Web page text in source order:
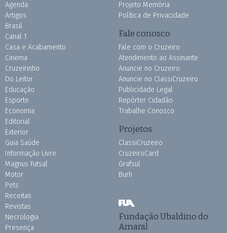
Agenda
Artigos
Brasil
Canal 1
Casa e Acabamento
Cinema
Cruzeirinho
Do Leitor
Educação
Esporte
Economia
Editorial
Exterior
Guia Saúde
Informação Livre
Magnus Futsal
Motor
Pets
Receitas
Revistas
Necrologia
Presença
Projeto Memória
Política de Privacidade
Fale conosco
Fale com o Cruzeiro
Atendimento ao Assinante
Anuncie no Cruzeiro
Anuncie no ClassiCruzeiro
Publicidade Legal
Repórter Cidadão
Trabalhe Conosco
Projetos
ClassiCruzeiro
CruzeiroCard
Grafsul
Burh
Fundação Ubaldino do
Amaral